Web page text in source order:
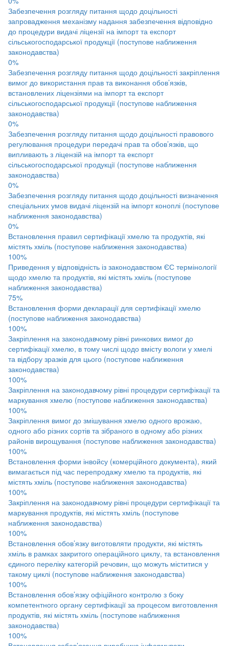
Забезпечення розгляду питання щодо доцільності
запровадження механізму надання забезпечення відповідно
до процедури видачі ліцензії на імпорт та експорт
сільськогосподарської продукції (поступове наближення
законодавства)
0%
Забезпечення розгляду питання щодо доцільності закріплення
вимог до використання прав та виконання обов’язків,
встановлених ліцензіями на імпорт та експорт
сільськогосподарської продукції (поступове наближення
законодавства)
0%
Забезпечення розгляду питання щодо доцільності правового
регулювання процедури передачі прав та обов’язків, що
випливають з ліцензій на імпорт та експорт
сільськогосподарської продукції (поступове наближення
законодавства)
0%
Забезпечення розгляду питання щодо доцільності визначення
спеціальних умов видачі ліцензій на імпорт коноплі (поступове
наближення законодавства)
0%
Встановлення правил сертифікації хмелю та продуктів, які
містять хміль (поступове наближення законодавства)
100%
Приведення у відповідність із законодавством ЄС термінології
щодо хмелю та продуктів, які містять хміль (поступове
наближення законодавства)
75%
Встановлення форми декларації для сертифікації хмелю
(поступове наближення законодавства)
100%
Закріплення на законодавчому рівні ринкових вимог до
сертифікації хмелю, в тому числі щодо вмісту вологи у хмелі
та відбору зразків для цього (поступове наближення
законодавства)
100%
Закріплення на законодавчому рівні процедури сертифікації та
маркування хмелю (поступове наближення законодавства)
100%
Закріплення вимог до змішування хмелю одного врожаю,
одного або різних сортів та зібраного в одному або різних
районів вирощування (поступове наближення законодавства)
100%
Встановлення форми інвойсу (комерційного документа), який
вимагається під час перепродажу хмелю та продуктів, які
містять хміль (поступове наближення законодавства)
100%
Закріплення на законодавчому рівні процедури сертифікації та
маркування продуктів, які містять хміль (поступове
наближення законодавства)
100%
Встановлення обов’язку виготовляти продукти, які містять
хміль в рамках закритого операційного циклу, та встановлення
єдиного переліку категорій речовин, що можуть міститися у
такому циклі (поступове наближення законодавства)
100%
Встановлення обов’язку офіційного контролю з боку
компетентного органу сертифікації за процесом виготовлення
продуктів, які містять хміль (поступове наближення
законодавства)
100%